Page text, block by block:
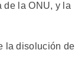
de la ONU, y la
la disolución de